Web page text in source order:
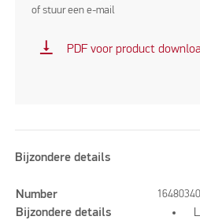
of stuur een e-mail
vertical_align_bottom PDF voor product
Bijzondere details
Number
Bijzondere details